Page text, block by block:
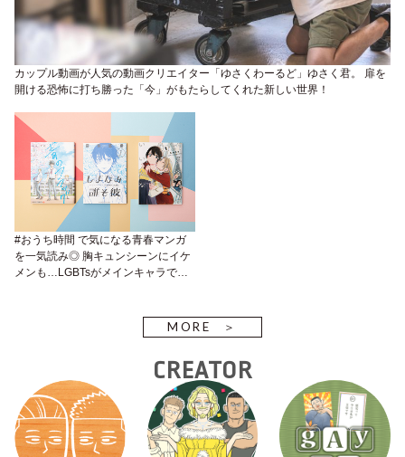
カップル動画が人気の動画クリエイター「ゆさくわーるど」ゆさく君。 扉を
開ける恐怖に打ち勝った「今」がもたらしてくれた新しい世界！
#おうち時間 で気になる青春マンガ
を一気読み◎ 胸キュンシーンにイケ
メンも…LGBTsがメインキャラで登
MORE
CREATOR